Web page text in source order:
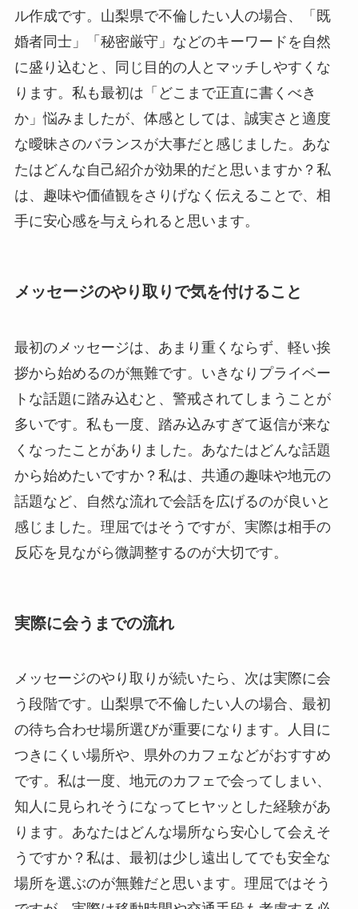
ル作成です。山梨県で不倫したい人の場合、「既
婚者同士」「秘密厳守」などのキーワードを自然
に盛り込むと、同じ目的の人とマッチしやすくな
ります。私も最初は「どこまで正直に書くべき
か」悩みましたが、体感としては、誠実さと適度
な曖昧さのバランスが大事だと感じました。あな
たはどんな自己紹介が効果的だと思いますか？私
は、趣味や価値観をさりげなく伝えることで、相
手に安心感を与えられると思います。
メッセージのやり取りで気を付けること
最初のメッセージは、あまり重くならず、軽い挨
拶から始めるのが無難です。いきなりプライベー
トな話題に踏み込むと、警戒されてしまうことが
多いです。私も一度、踏み込みすぎて返信が来な
くなったことがありました。あなたはどんな話題
から始めたいですか？私は、共通の趣味や地元の
話題など、自然な流れで会話を広げるのが良いと
感じました。理屈ではそうですが、実際は相手の
反応を見ながら微調整するのが大切です。
実際に会うまでの流れ
メッセージのやり取りが続いたら、次は実際に会
う段階です。山梨県で不倫したい人の場合、最初
の待ち合わせ場所選びが重要になります。人目に
つきにくい場所や、県外のカフェなどがおすすめ
です。私は一度、地元のカフェで会ってしまい、
知人に見られそうになってヒヤッとした経験があ
ります。あなたはどんな場所なら安心して会えそ
うですか？私は、最初は少し遠出してでも安全な
場所を選ぶのが無難だと思います。理屈ではそう